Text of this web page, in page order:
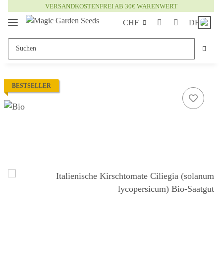
VERSANDKOSTENFREI AB 30€ WARENWERT
CHF DE
BESTSELLER